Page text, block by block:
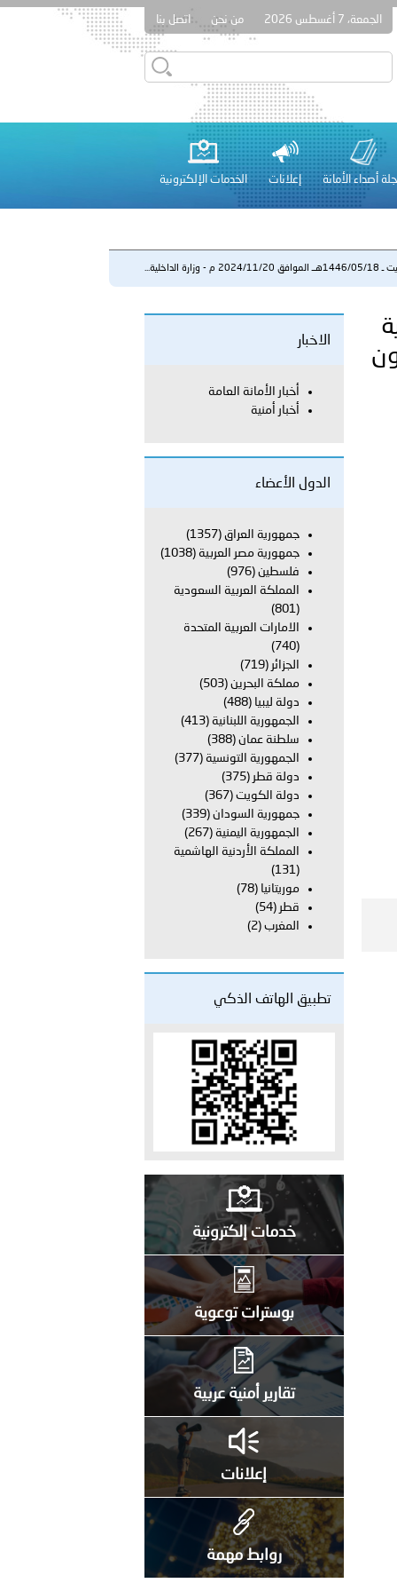
الجمعة، 7 أغسطس 2026 من نحن اتصل بنا
أصداء الأمانة إعلانات الخدمات الإلكترونية
أعمال الاجتماع الثالث عشر للجنة رؤساء الاتحادات الرياضية
عشر للمسؤولين عن الأمن السياحي 2026.
والكلية الدولية الجامعية للعلوم والصحة توقعان اتفاقية
تحذر من زيادة عدد الركاب في المركبات حفاظًا على سلامة
تطلع وفد الشرطة الإيطالية على منظومتي التأهيل الشرطي
تنظم حملة للتبرع بالدم في منطقة الظفرة تعزيزا للمسؤولية
الأميريين معالي النائب الأول لرئيس مجلس الوزراء
العام..
أعمال الاجتماع الثالث عشر للجنة رؤساء الاتحادات الرياضية
عشر للمسؤولين عن الأمن السياحي 2026.
11/20 م - وزارة الداخلية...
الاخبار
أخبار الأمانة العامة
أخبار أمنية
الدول الأعضاء
جمهورية العراق (1357)
جمهورية مصر العربية (1038)
فلسطين(976)
المملكة العربية السعودية
(801)
الامارات العربية المتحدة
(740)
الجزائر (719)
مملكة البحرين (503)
دولة ليبيا (488)
الجمهورية اللبنانية (413)
سلطنة عمان (388)
الجمهورية التونسية (377)
دولة قطر (375)
دولة الكويت (367)
جمهورية السودان (339)
الجمهورية اليمنية (267)
المملكة الأردنية الهاشمية
(131)
موريتانيا (78)
قطر (54)
المغرب (2)
تطبيق الهاتف الذكي
خدمات إلكترونية
بوسترات توعوية
تقارير أمنية عربية
إعلانات
روابط مهمة